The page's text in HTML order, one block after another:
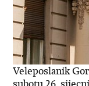
Veleposlanik